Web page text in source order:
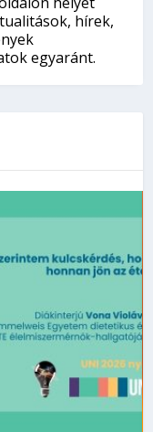
hírek,
egyaránt.